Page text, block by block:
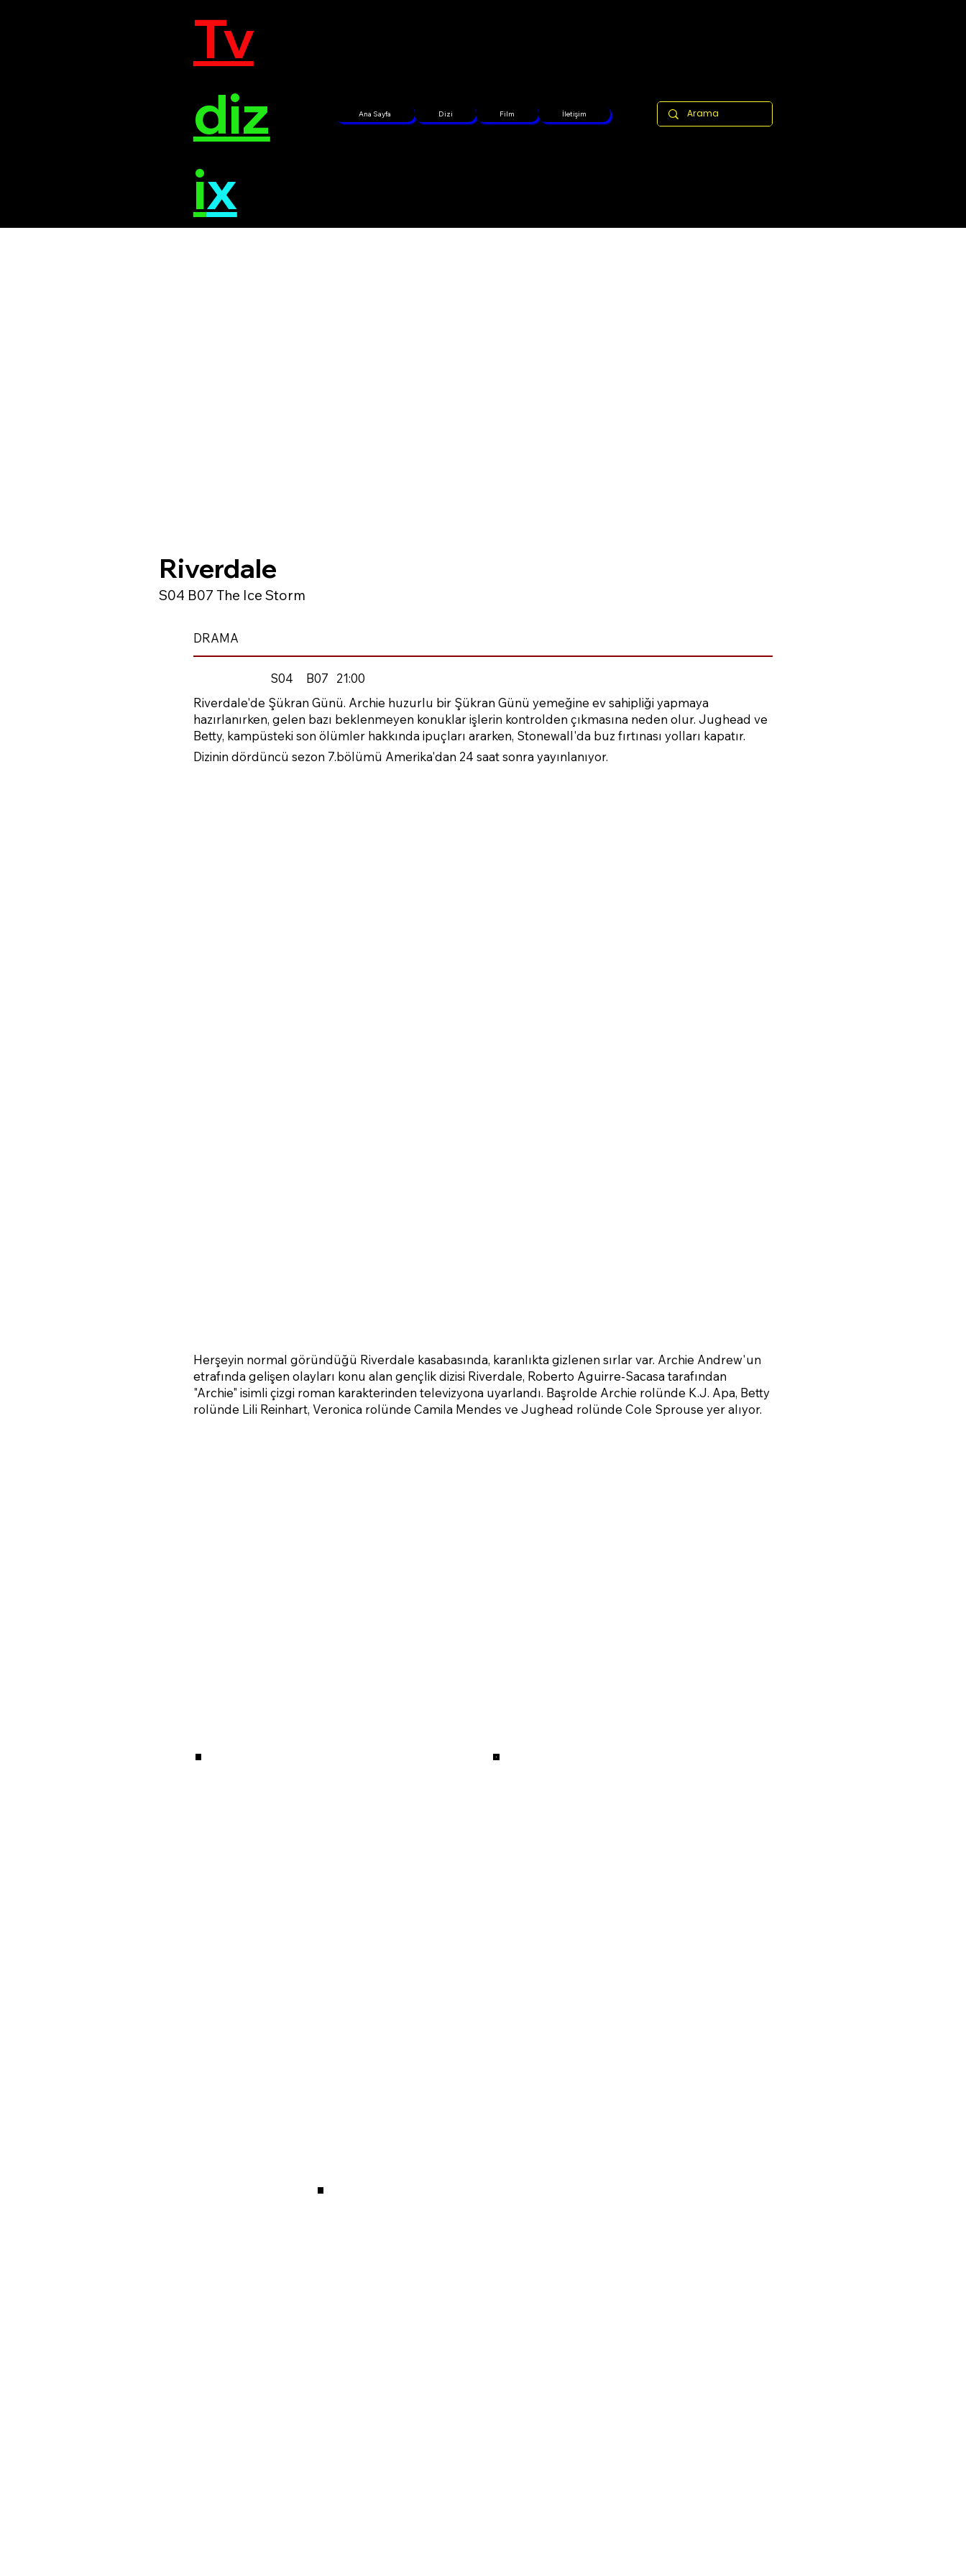
Tv
diz
ix
Ana Sayfa Dizi Film İletişim
Riverdale
S04 B07 The Ice Storm
DRAMA
S04 B07
21:00
Riverdale'de Şükran Günü. Archie huzurlu bir Şükran Günü yemeğine ev sahipliği yapmaya
hazırlanırken, gelen bazı beklenmeyen konuklar işlerin kontrolden çıkmasına neden olur. Jughead ve
Betty, kampüsteki son ölümler hakkında ipuçları ararken, Stonewall'da buz fırtınası yolları kapatır.
Dizinin dördüncü sezon 7.bölümü Amerika'dan 24 saat sonra yayınlanıyor.
Herşeyin normal göründüğü Riverdale kasabasında, karanlıkta gizlenen sırlar var. Archie Andrew'un
etrafında gelişen olayları konu alan gençlik dizisi Riverdale, Roberto Aguirre-Sacasa tarafından
"Archie" isimli çizgi roman karakterinden televizyona uyarlandı. Başrolde Archie rolünde K.J. Apa, Betty
rolünde Lili Reinhart, Veronica rolünde Camila Mendes ve Jughead rolünde Cole Sprouse yer alıyor.